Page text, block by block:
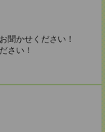
聞かせください！
さい！